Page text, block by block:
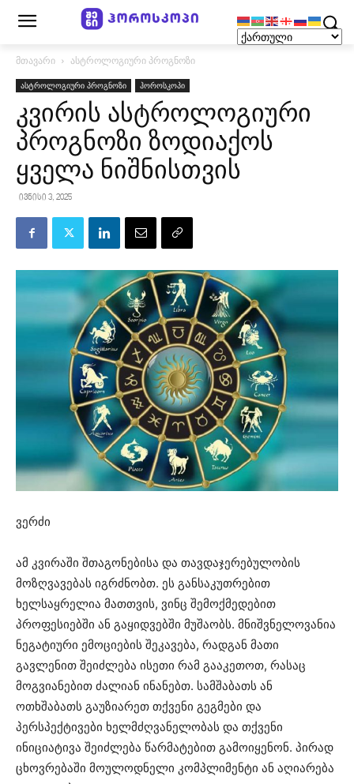
მთავარი ასტროლოგიური პროგნოზი
ასტროლოგიური პროგნოზი ჰოროსკოპი
კვირის ასტროლოგიური
პროგნოზი ზოდიაქოს
ყველა ნიშნისთვის
ივნისი 3, 2025
ვერძი
ამ კვირაში შთაგონებისა და თავდაჯერებულობის
მოზღვავებას იგრძნობთ. ეს განსაკუთრებით
ხელსაყრელია მათთვის, ვინც შემოქმედებით
პროფესიებში ან გაყიდვებში მუშაობს. მნიშვნელოვანია
ნეგატიური ემოციების შეკავება, რადგან მათი
გავლენით შეიძლება ისეთი რამ გააკეთოთ, რასაც
მოგვიანებით ძალიან ინანებთ. სამშაბათს ან
ოთხშაბათს გაუზიარეთ თქვენი გეგმები და
პერსპექტივები ხელმძღვანელობას და თქვენი
ინიციატივა შეიძლება წარმატებით გამოიყენონ. პირად
ცხოვრებაში მოულოდნელი კომპლიმენტი ან აღიარება